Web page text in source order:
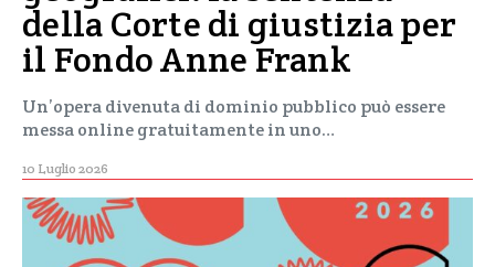
della Corte di giustizia per
il Fondo Anne Frank
Un’opera divenuta di dominio pubblico può essere
messa online gratuitamente in uno…
10 Luglio 2026